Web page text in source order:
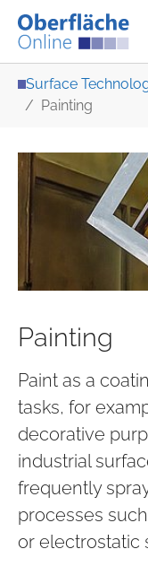
Surface
Painting
Painting
Paint as a
tasks, for
decorative
industrial
frequently
processes
or electrostatic